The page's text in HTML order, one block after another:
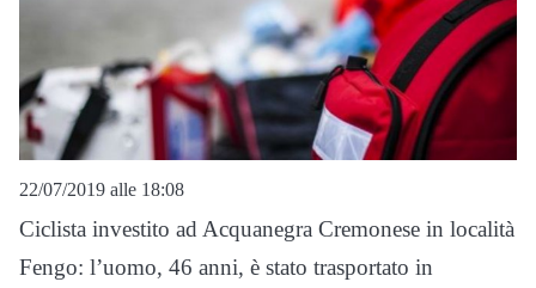
22/07/2019 alle 18:08
Ciclista investito ad Acquanegra Cremonese in località
Fengo: l’uomo, 46 anni, è stato trasportato in